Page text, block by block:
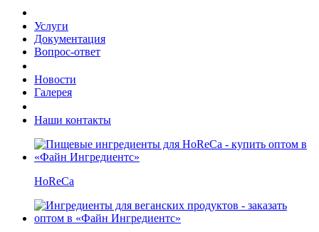
Услуги
Документация
Вопрос-ответ
Новости
Галерея
Наши контакты
HoReCa